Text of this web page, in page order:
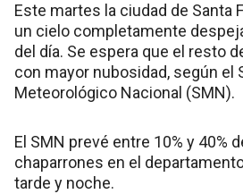
Este martes la ciudad de Santa
un cielo completamente
del día. Se espera que el resto
con mayor nubosidad, según el
Meteorológico Nacional (SMN).
El SMN prevé entre 10% y 40%
chaparrones en el
tarde y noche.